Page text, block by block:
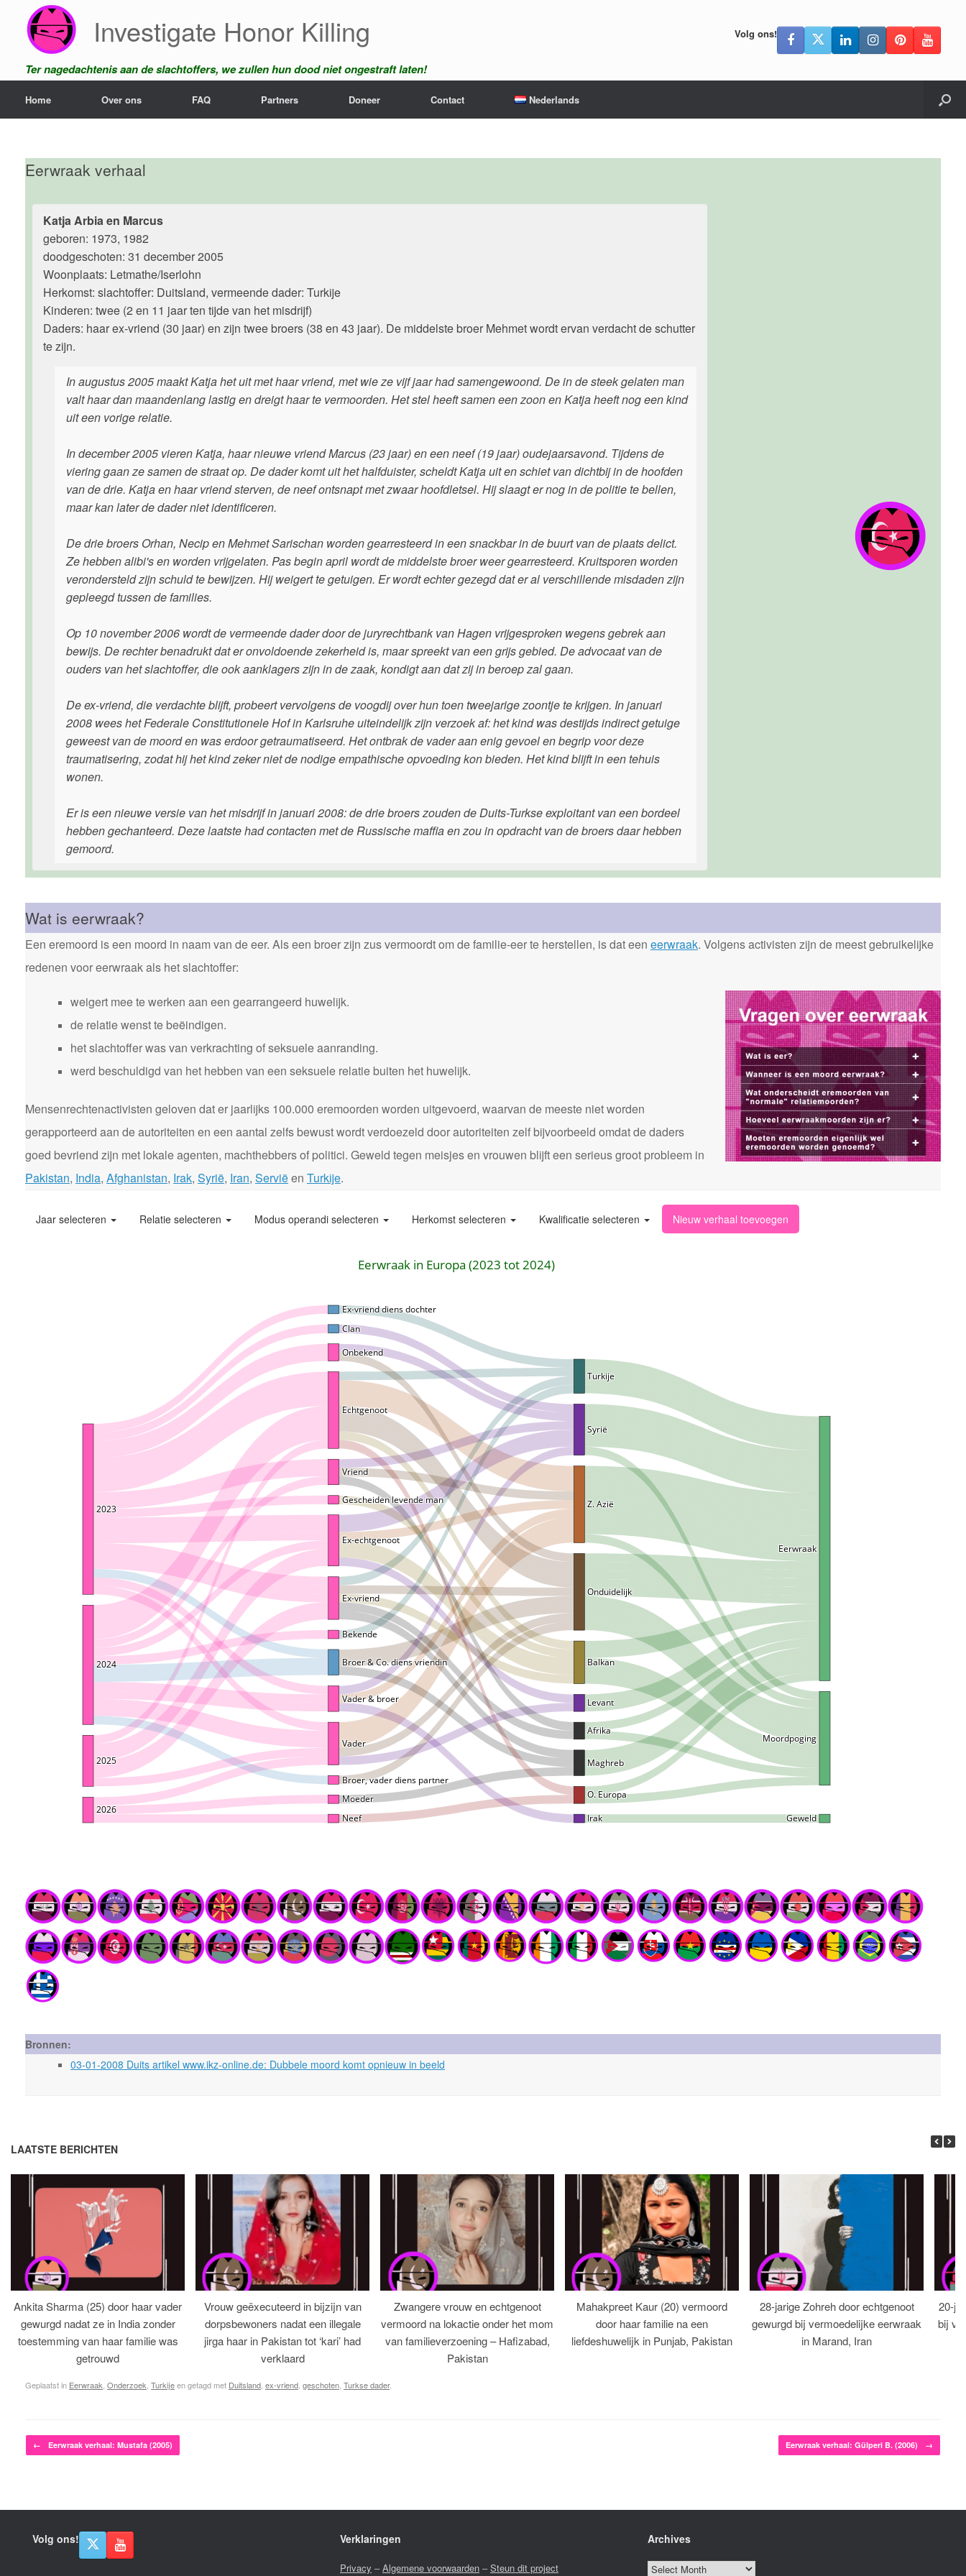
Investigate Honor Killing
Ter nagedachtenis aan de slachtoffers, we zullen hun dood niet ongestraft laten!
Volg ons!
Home Over ons FAQ Partners Doneer Contact Nederlands
Eerwraak verhaal
Katja Arbia en Marcus
geboren: 1973, 1982
doodgeschoten: 31 december 2005
Woonplaats: Letmathe/Iserlohn
Herkomst: slachtoffer: Duitsland, vermeende dader: Turkije
Kinderen: twee (2 en 11 jaar ten tijde van het misdrijf)
Daders: haar ex-vriend (30 jaar) en zijn twee broers (38 en 43 jaar). De middelste broer Mehmet wordt ervan verdacht de schutter
te zijn.
In augustus 2005 maakt Katja het uit met haar vriend, met wie ze vijf jaar had samengewoond. De in de steek gelaten man
valt haar dan maandenlang lastig en dreigt haar te vermoorden. Het stel heeft samen een zoon en Katja heeft nog een kind
uit een vorige relatie.
In december 2005 vieren Katja, haar nieuwe vriend Marcus (23 jaar) en een neef (19 jaar) oudejaarsavond. Tijdens de
viering gaan ze samen de straat op. De dader komt uit het halfduister, scheldt Katja uit en schiet van dichtbij in de hoofden
van de drie. Katja en haar vriend sterven, de neef ontsnapt met zwaar hoofdletsel. Hij slaagt er nog in de politie te bellen,
maar kan later de dader niet identificeren.
De drie broers Orhan, Necip en Mehmet Sarischan worden gearresteerd in een snackbar in de buurt van de plaats delict.
Ze hebben alibi's en worden vrijgelaten. Pas begin april wordt de middelste broer weer gearresteerd. Kruitsporen worden
verondersteld zijn schuld te bewijzen. Hij weigert te getuigen. Er wordt echter gezegd dat er al verschillende misdaden zijn
gepleegd tussen de families.
Op 10 november 2006 wordt de vermeende dader door de juryrechtbank van Hagen vrijgesproken wegens gebrek aan
bewijs. De rechter benadrukt dat er onvoldoende zekerheid is, maar spreekt van een grijs gebied. De advocaat van de
ouders van het slachtoffer, die ook aanklagers zijn in de zaak, kondigt aan dat zij in beroep zal gaan.
De ex-vriend, die verdachte blijft, probeert vervolgens de voogdij over hun toen tweejarige zoontje te krijgen. In januari
2008 wees het Federale Constitutionele Hof in Karlsruhe uiteindelijk zijn verzoek af: het kind was destijds indirect getuige
geweest van de moord en was erdoor getraumatiseerd. Het ontbrak de vader aan enig gevoel en begrip voor deze
traumatisering, zodat hij het kind zeker niet de nodige empathische opvoeding kon bieden. Het kind blijft in een tehuis
wonen.
Er is een nieuwe versie van het misdrijf in januari 2008: de drie broers zouden de Duits-Turkse exploitant van een bordeel
hebben gechanteerd. Deze laatste had contacten met de Russische maffia en zou in opdracht van de broers daar hebben
gemoord.
Wat is eerwraak?
Een eremoord is een moord in naam van de eer. Als een broer zijn zus vermoordt om de familie-eer te herstellen, is dat een eerwraak. Volgens activisten zijn de meest gebruikelijke
redenen voor eerwraak als het slachtoffer:
weigert mee te werken aan een gearrangeerd huwelijk.
de relatie wenst te beëindigen.
het slachtoffer was van verkrachting of seksuele aanranding.
werd beschuldigd van het hebben van een seksuele relatie buiten het huwelijk.
Mensenrechtenactivisten geloven dat er jaarlijks 100.000 eremoorden worden uitgevoerd, waarvan de meeste niet worden
gerapporteerd aan de autoriteiten en een aantal zelfs bewust wordt verdoezeld door autoriteiten zelf bijvoorbeeld omdat de daders
goed bevriend zijn met lokale agenten, machthebbers of politici. Geweld tegen meisjes en vrouwen blijft een serieus groot probleem in
Pakistan, India, Afghanistan, Irak, Syrië, Iran, Serviëen Turkije.
Bronnen:
03-01-2008 Duits artikel www.ikz-online.de: Dubbele moord komt opnieuw in beeld
LAATSTE BERICHTEN
Ankita Sharma (25) door haar vader
gewurgd nadat ze in India zonder
toestemming van haar familie was
getrouwd
Vrouw geëxecuteerd in bijzijn van
dorpsbewoners nadat een illegale
jirga haar in Pakistan tot ‘kari’ had
verklaard
Zwangere vrouw en echtgenoot
vermoord na lokactie onder het mom
van familieverzoening – Hafizabad,
Pakistan
Mahakpreet Kaur (20) vermoord
door haar familie na een
liefdeshuwelijk in Punjab, Pakistan
28-jarige Zohreh door echtgenoot
gewurgd bij vermoedelijke eerwraak
in Marand, Iran
20-
bij
Geplaatst in Eerwraak Onderzoek Turkijeen getagd met Duitsland ex-vriend geschoten Turkse dader.
Bericht navigatie
← Eerwraak verhaal: Mustafa (2005) Eerwraak verhaal: Gülperi B. (2006) →
Volg ons! Verklaringen
Privacy –Algemene voorwaarden–Steun dit project
Archives
Archives